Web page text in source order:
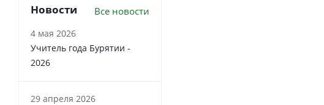
Новости Все новости
4 мая 2026
Учитель года Бурятии -
2026
29 апреля 2026